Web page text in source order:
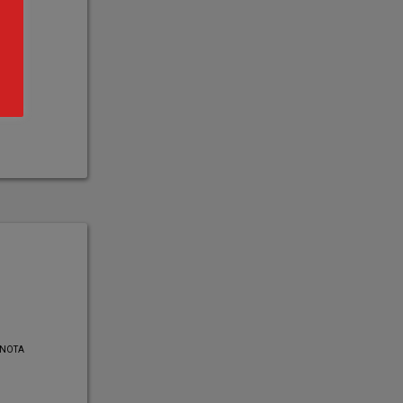
NOTA